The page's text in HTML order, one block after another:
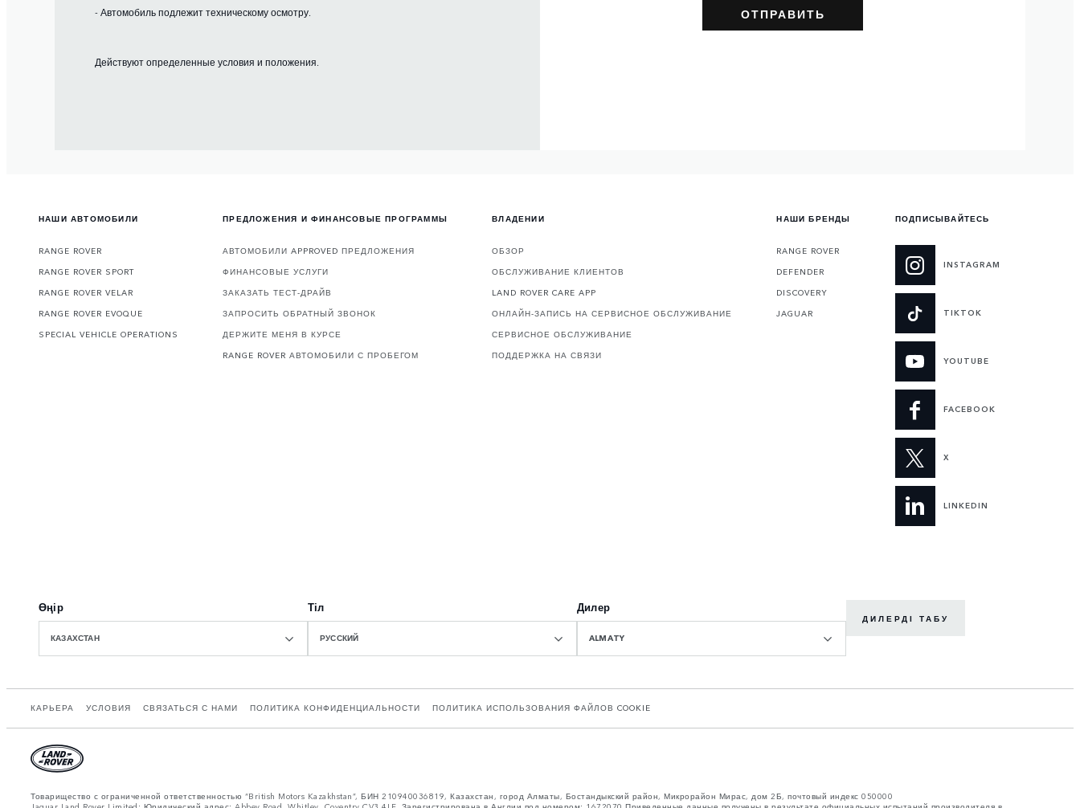
- Автомобиль подлежит техническому осмотру.
Действуют определенные условия и положения.
НАШИ АВТОМОБИЛИ
RANGE ROVER
RANGE ROVER SPORT
RANGE ROVER VELAR
RANGE ROVER EVOQUE
SPECIAL VEHICLE OPERATIONS
ПРЕДЛОЖЕНИЯ И ФИНАНСОВЫЕ ПРОГРАММЫ
АВТОМОБИЛИ APPROVED ПРЕДЛОЖЕНИЯ
ФИНАНСОВЫЕ УСЛУГИ
ЗАКАЗАТЬ ТЕСТ-ДРАЙВ
ЗАПРОСИТЬ ОБРАТНЫЙ ЗВОНОК
ДЕРЖИТЕ МЕНЯ В КУРСЕ
RANGE ROVER АВТОМОБИЛИ С ПРОБЕГОМ
ВЛАДЕНИИ
ОБЗОР
ОБСЛУЖИВАНИЕ КЛИЕНТОВ
LAND ROVER CARE APP
ОНЛАЙН-ЗАПИСЬ НА СЕРВИСНОЕ ОБСЛУЖИВАНИЕ
СЕРВИСНОЕ ОБСЛУЖИВАНИЕ
ПОДДЕРЖКА НА СВЯЗИ
НАШИ БРЕНДЫ
RANGE ROVER
DEFENDER
DISCOVERY
JAGUAR
ПОДПИСЫВАЙТЕСЬ
INSTAGRAM
TIKTOK
YOUTUBE
FACEBOOK
X
LINKEDIN
Өңір
КАЗАХСТАН
Тіл
РУССКИЙ
Дилер
ALMATY
ДИЛЕРДІ ТАБУ
КАРЬЕРА УСЛОВИЯ СВЯЗАТЬСЯ С НАМИ ПОЛИТИКА КОНФИДЕНЦИАЛЬНОСТИ ПОЛИТИКА ИСПОЛЬЗОВАНИЯ ФАЙЛОВ COOKIE
Товарищество с ограниченной ответственностью “British Motors Kazakhstan”, БИН 210940036819, Казахстан, город Алматы, Бостандыкский район, Микрорайон Мирас, дом 2Б, почтовый индекс 050000